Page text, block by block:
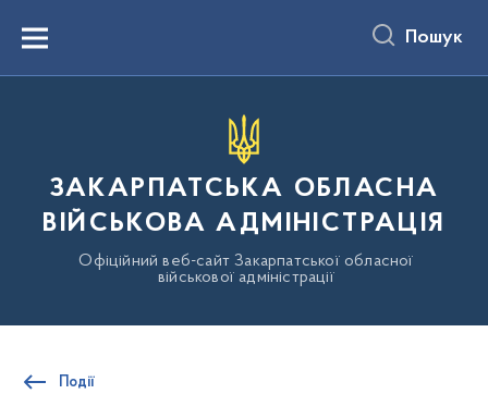
вмістуMenu Пошук
ЗАКАРПАТСЬКА ОБЛАСНА
ВІЙСЬКОВА АДМІНІСТРАЦІЯ
Офіційний веб-сайт Закарпатської обласної
військової адміністрації
Події